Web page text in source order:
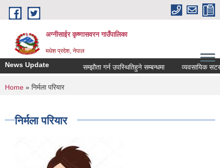
Skip to main content
अग्नीसाईर कृष्णासवरन गाउँपालिका
मधेश प्रदेश, नेपाल
News Update सम्झौता गर्न उपस्थितिहुने सम्बन्धमा व्यवसायिक सटर/
You are here
Home » निर्मला परियार
निर्मला परियार